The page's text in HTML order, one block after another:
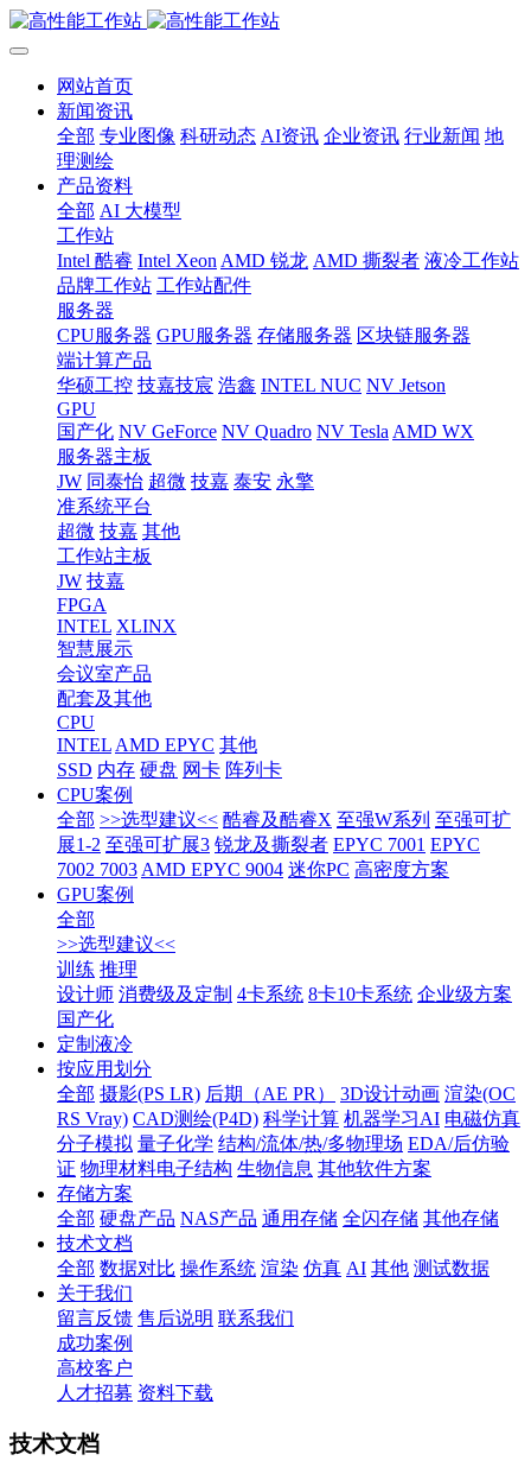
网站首页
新闻资讯
全部 专业图像 科研动态 AI资讯 企业资讯 行业新闻 地
理测绘
产品资料
全部 AI 大模型
工作站
Intel 酷睿 Intel Xeon AMD 锐龙 AMD 撕裂者 液冷工作站
品牌工作站 工作站配件
服务器
CPU服务器 GPU服务器 存储服务器 区块链服务器
端计算产品
华硕工控 技嘉技宸 浩鑫 INTEL NUC NV Jetson
GPU
国产化 NV GeForce NV Quadro NV Tesla AMD WX
服务器主板
JW 同泰怡 超微 技嘉 泰安 永擎
准系统平台
超微 技嘉 其他
工作站主板
JW 技嘉
FPGA
INTEL XLINX
智慧展示
会议室产品
配套及其他
CPU
INTEL AMD EPYC 其他
SSD 内存 硬盘 网卡 阵列卡
CPU案例
全部 >>选型建议<< 酷睿及酷睿X 至强W系列 至强可扩
展1-2 至强可扩展3 锐龙及撕裂者 EPYC 7001 EPYC
7002 7003 AMD EPYC 9004 迷你PC 高密度方案
GPU案例
全部
>>选型建议<<
训练 推理
设计师 消费级及定制 4卡系统 8卡10卡系统 企业级方案
国产化
定制液冷
按应用划分
全部 摄影(PS LR) 后期（AE PR） 3D设计动画 渲染(OC
RS Vray) CAD测绘(P4D) 科学计算 机器学习AI 电磁仿真
分子模拟 量子化学 结构/流体/热/多物理场 EDA/后仿验
证 物理材料电子结构 生物信息 其他软件方案
存储方案
全部 硬盘产品 NAS产品 通用存储 全闪存储 其他存储
技术文档
全部 数据对比 操作系统 渲染 仿真 AI 其他 测试数据
关于我们
留言反馈 售后说明 联系我们
成功案例
高校客户
人才招募 资料下载
技术文档